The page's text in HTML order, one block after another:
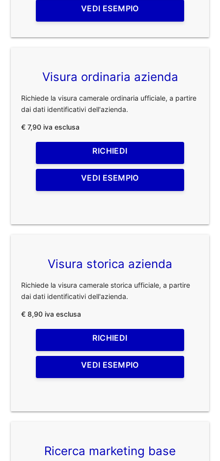
VEDI ESEMPIO
Visura ordinaria azienda
Richiede la visura camerale ordinaria ufficiale, a partire
dai dati identificativi dell'azienda.
€ 7,90 iva esclusa
RICHIEDI
VEDI ESEMPIO
Visura storica azienda
Richiede la visura camerale storica ufficiale, a partire
dai dati identificativi dell'azienda.
€ 8,90 iva esclusa
RICHIEDI
VEDI ESEMPIO
Ricerca marketing base